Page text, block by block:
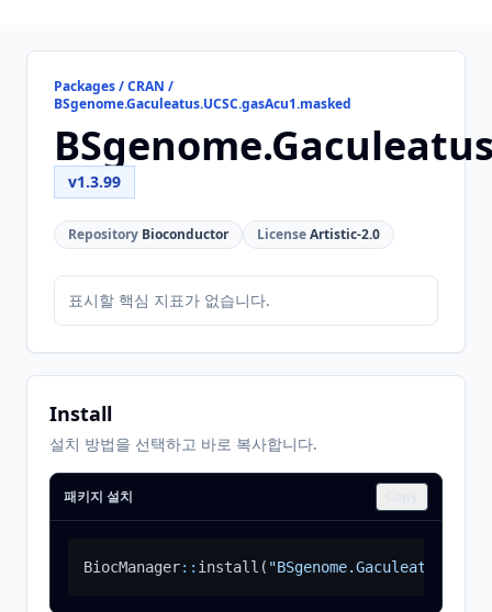
Packages / CRAN /
BSgenome.Gaculeatus.UCSC.gasAcu1.masked
v1.3.99
Repository Bioconductor LicenseArtistic-2.0
표시할 핵심 지표가 없습니다.
Install
설치 방법을 선택하고 바로 복사합니다.
패키지 설치
BiocManager:: install (